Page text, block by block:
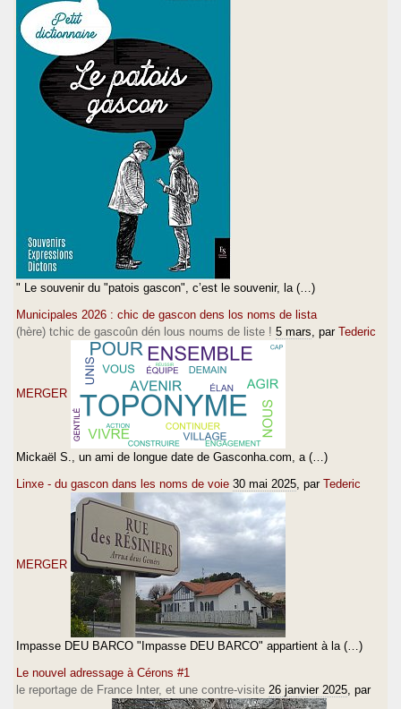
" Le souvenir du "patois gascon", c’est le souvenir, la (…)
Municipales 2026 : chic de gascon dens los noms de lista
(hère) tchic de gascoûn dén lous noums de liste ! 5 mars , par Tederic
MERGER
Mickaël S., un ami de longue date de Gasconha.com, a (…)
Linxe - du gascon dans les noms de voie 30 mai 2025 , par Tederic
MERGER
Impasse DEU BARCO "Impasse DEU BARCO" appartient à la (…)
Le nouvel adressage à Cérons #1
le reportage de France Inter, et une contre-visite 26 janvier 2025 , par